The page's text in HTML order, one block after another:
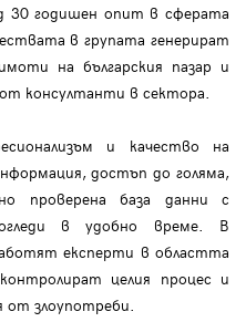
30 годишен опит в сферата
в групата генерират
на българския пазар и
консултанти в сектора.
и качество на
достъп до голяма,
проверена база данни с
в удобно време. В
експерти в областта
целия процес и
от злоупотреби.